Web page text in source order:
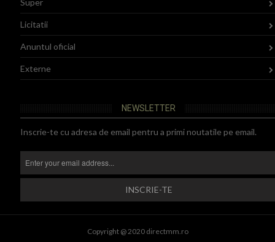
Licitatii
Anuntul oficial
Externe
NEWSLETTER
Inscrie-te cu adresa de email pentru a primi noutatile pe email.
Copyright @ 2020 directmm.ro